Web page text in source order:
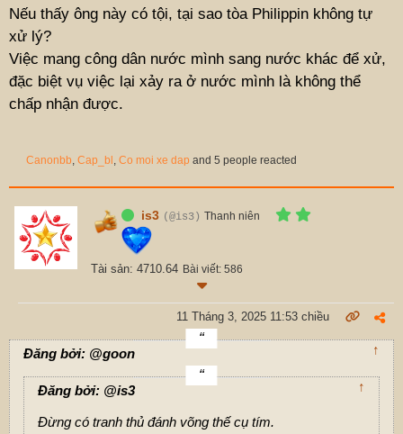
Nếu thấy ông này có tội, tại sao tòa Philippin không tự
xử lý?
Việc mang công dân nước mình sang nước khác để xử,
đặc biệt vụ việc lại xảy ra ở nước mình là không thể
chấp nhận được.
Canonbb, Cap_bl, Co moi xe dap and 5 people reacted
is3 (@is3) Thanh niên
Tài sản: 4710.64 Bài viết: 586
11 Tháng 3, 2025 11:53 chiều
Đăng bởi: @goon ↑
Đăng bởi: @is3 ↑
Đừng có tranh thủ đánh võng thế cụ tím.